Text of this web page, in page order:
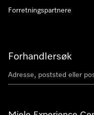
Forhandlersøk
Forretningspartnere